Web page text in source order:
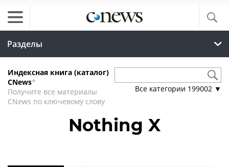
Разделы
Индексная книга (каталог)
CNews*
Получите все материалы
CNews по ключевому слову
Все категории 199002 ▼
Nothing X